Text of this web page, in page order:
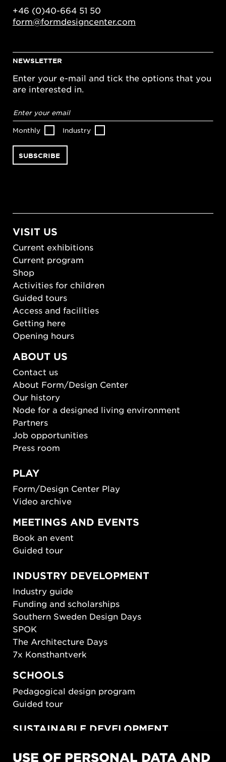
+46 (0)40-664 51 50
form@formdesigncenter.com
NEWSLETTER
Enter your e-mail and tick the options that you
are interested in.
address*
Monthly Industry
VISIT US
Current exhibitions
Current program
Shop
Activities for children
Guided tours
Access and facilities
Getting here
Opening hours
ABOUT US
Contact us
About Form/Design Center
Our history
Node for a designed living environment
Partners
Job opportunities
Press room
PLAY
Form/Design Center Play
Video archive
MEETINGS AND EVENTS
Book an event
Guided tour
INDUSTRY DEVELOPMENT
Industry guide
Funding and scholarships
Southern Sweden Design Days
SPOK
The Architecture Days
7x Konsthantverk
SCHOOLS
Pedagogical design program
Guided tour
SUSTAINABLE DEVELOPMENT
SUSTAINORDIC
USE OF PERSONAL DATA AND